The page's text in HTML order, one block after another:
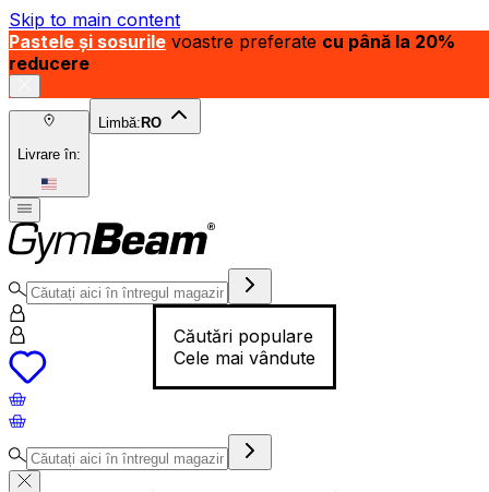
Skip to main content
Pastele și sosurile voastre preferate cu până la 20%
reducere
Livrare în:
Limbă: RO
Căutări populare
Cele mai vândute